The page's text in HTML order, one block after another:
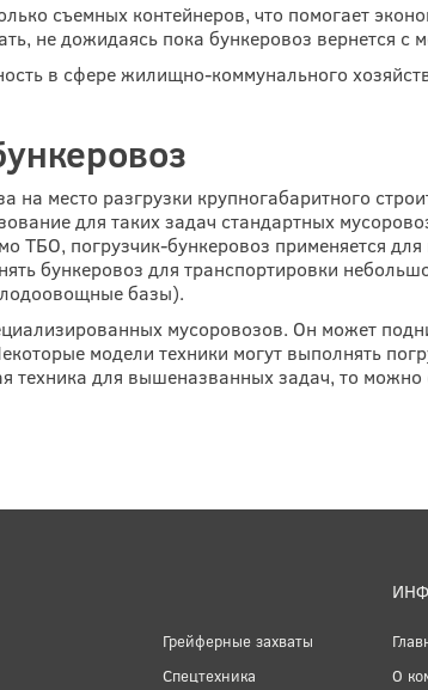
съемных контейнеров, что помогает
не дожидаясь пока бункеровоз вернется с
в сфере жилищно-коммунального
на место разгрузки крупногабаритного
для таких задач стандартных
ТБО, погрузчик-бункеровоз применяется
бункеровоз для транспортировки
базы).
мусоровозов. Он может
модели техники могут выполнять
техника для вышеназванных задач, то
Грейферные захваты
Спецтехника
О